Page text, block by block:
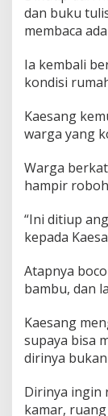
dan buku
membaca
Ia kembali
kondisi
Kaesang
warga yang
Warga
hampir
“Ini ditiup
kepada
Atapnya
bambu, dan
Kaesang
supaya bisa
dirinya
Dirinya ingin
kamar,